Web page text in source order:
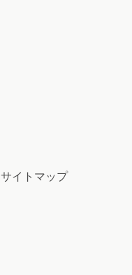
サイトマップ